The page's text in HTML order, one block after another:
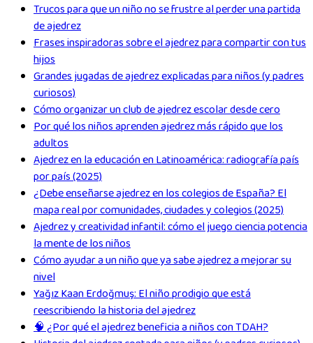
Trucos para que un niño no se frustre al perder una partida
de ajedrez
Frases inspiradoras sobre el ajedrez para compartir con tus
hijos
Grandes jugadas de ajedrez explicadas para niños (y padres
curiosos)
Cómo organizar un club de ajedrez escolar desde cero
Por qué los niños aprenden ajedrez más rápido que los
adultos
Ajedrez en la educación en Latinoamérica: radiografía país
por país (2025)
¿Debe enseñarse ajedrez en los colegios de España? El
mapa real por comunidades, ciudades y colegios (2025)
Ajedrez y creatividad infantil: cómo el juego ciencia potencia
la mente de los niños
Cómo ayudar a un niño que ya sabe ajedrez a mejorar su
nivel
Yağız Kaan Erdoğmuş: El niño prodigio que está
reescribiendo la historia del ajedrez
🧠 ¿Por qué el ajedrez beneficia a niños con TDAH?